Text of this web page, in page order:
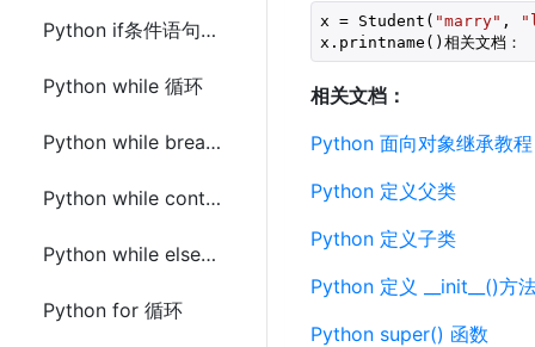
Python if条件语句中使用pass
Python while 循环
Python while break语句
Python while continue语句
Python while else语句
Python for 循环
x = Student( "marry" ,
x.printname()相关文档：
相关文档：
Python 面向对象继承教程
Python 定义父类
Python 定义子类
Python 定义 __init__()方
Python super() 函数